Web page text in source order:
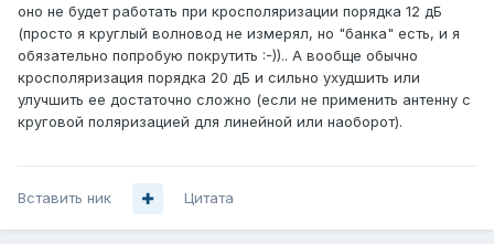
оно не будет работать при кросполяризации порядка 12 дБ
(просто я круглый волновод не измерял, но "банка" есть, и я
обязательно попробую покрутить :-)).. А вообще обычно
кросполяризация порядка 20 дБ и сильно ухудшить или
улучшить ее достаточно сложно (если не применить антенну с
круговой поляризацией для линейной или наоборот).
Вставить ник Цитата